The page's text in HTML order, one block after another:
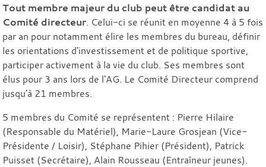
Tout membre majeur du club peut être candidat au
Comité directeur. Celui-ci se réunit en moyenne 4 à 5 fois
par an pour notamment élire les membres du bureau, définir
les orientations d'investissement et de politique sportive,
participer activement à la vie du club. Ses membres sont
élus pour 3 ans lors de l'AG. Le Comité Directeur comprend
jusqu'à 21 membres.
5 membres du Comité se représentent : Pierre Hilaire
(Responsable du Matériel), Marie-Laure Grosjean (Vice-
Présidente / Loisir), Stéphane Pihier (Président), Patrick
Puisset (Secrétaire), Alain Rousseau (Entraîneur jeunes).